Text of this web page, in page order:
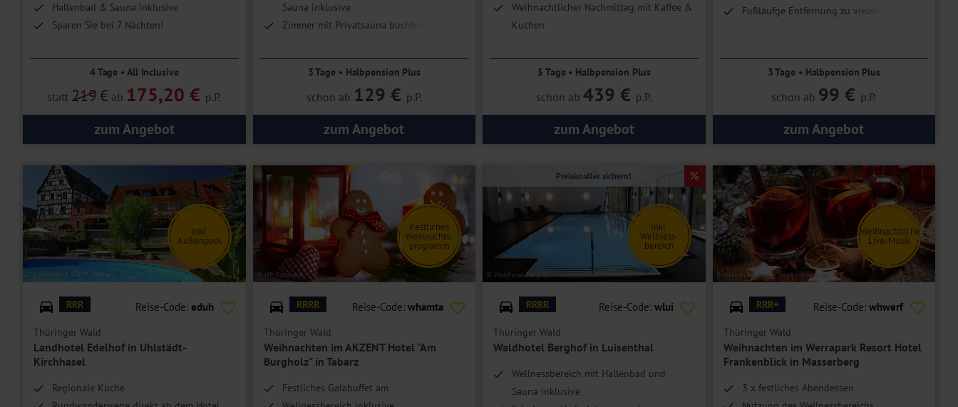
Hallenbad & Sauna inklusive
Sparen Sie bei 7 Nächten!
4 Tage • All Inclusive
statt 219€ ab 175,20 € p.P.
zum Angebot
Sauna inklusive
Zimmer mit Privatsauna buchbar
3 Tage • Halbpension Plus
schon ab 129 € p.P.
zum Angebot
Weihnachtlicher Nachmittag mit Kaffee &
Kuchen
5 Tage • Halbpension Plus
schon ab 439 € p.P.
zum Angebot
Fußläufge Entfernung zu vielen
3 Tage • Halbpension Plus
schon ab 99 € p.P.
zum Angebot
© Landhotel Edelhof
Inkl.
Außenpool
RRR Reise-Code: eduh
Thüringer Wald
Landhotel Edelhof in Uhlstädt-
Kirchhasel
Regionale Küche
© HP Fotowerk
Festliches
Weihnachts-
programm
RRRR Reise-Code: whamta
Thüringer Wald
Weihnachten im AKZENT Hotel "Am
Burgholz" in Tabarz
Festliches Galabuffet am
© Waldhotel Berghof
Inkl.
Wellness-
bereich
Preisknaller sichern!
RRRR Reise-Code: wlui
Thüringer Wald
Waldhotel Berghof in Luisenthal
Wellnessbereich mit Hallenbad und
Sauna inklusive
© Alexander Raths - stock.adobe.com
Weihnachtliche
Live-Musik
RRR+ Reise-Code: whwerf
Thüringer Wald
Weihnachten im Werrapark Resort Hotel
Frankenblick in Masserberg
3 x festliches Abendessen